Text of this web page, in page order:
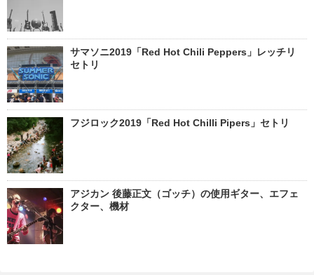
サマソニ2019「Red Hot Chili Peppers」レッチリ
セトリ
フジロック2019「Red Hot Chilli Pipers」セトリ
アジカン 後藤正文（ゴッチ）の使用ギター、エフェ
クター、機材